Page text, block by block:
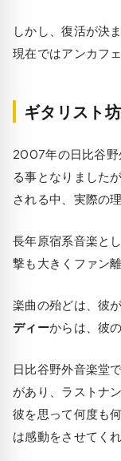
しかし、復活が決
現在ではアンカフ
ギタリスト
2007年の日比谷野
る事となりました
される中、実際の
長年原宿系音楽と
撃も大きくファン
楽曲の殆どは、彼
ディーからは、彼
日比谷野外音楽堂
があり、ラストナ
彼を思って何度も
は感動をさせてく